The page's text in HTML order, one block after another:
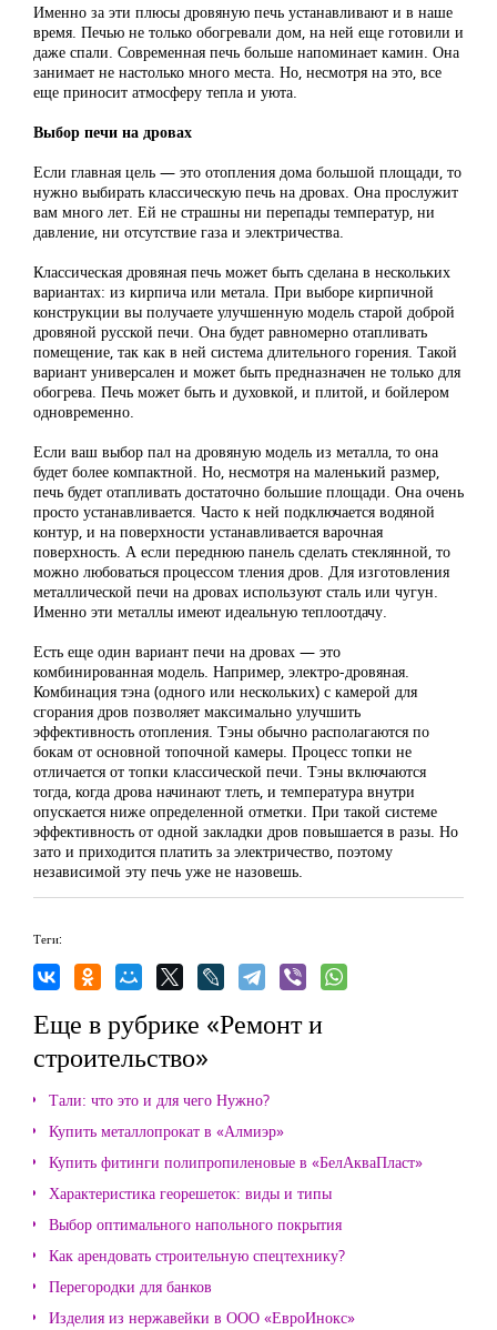
Именно за эти плюсы дровяную печь устанавливают и в наше
время. Печью не только обогревали дом, на ней еще готовили и
даже спали. Современная печь больше напоминает камин. Она
занимает не настолько много места. Но, несмотря на это, все
еще приносит атмосферу тепла и уюта.
Выбор печи на дровах
Если главная цель — это отопления дома большой площади, то
нужно выбирать классическую печь на дровах. Она прослужит
вам много лет. Ей не страшны ни перепады температур, ни
давление, ни отсутствие газа и электричества.
Классическая дровяная печь может быть сделана в нескольких
вариантах: из кирпича или метала. При выборе кирпичной
конструкции вы получаете улучшенную модель старой доброй
дровяной русской печи. Она будет равномерно отапливать
помещение, так как в ней система длительного горения. Такой
вариант универсален и может быть предназначен не только для
обогрева. Печь может быть и духовкой, и плитой, и бойлером
одновременно.
Если ваш выбор пал на дровяную модель из металла, то она
будет более компактной. Но, несмотря на маленький размер,
печь будет отапливать достаточно большие площади. Она очень
просто устанавливается. Часто к ней подключается водяной
контур, и на поверхности устанавливается варочная
поверхность. А если переднюю панель сделать стеклянной, то
можно любоваться процессом тления дров. Для изготовления
металлической печи на дровах используют сталь или чугун.
Именно эти металлы имеют идеальную теплоотдачу.
Есть еще один вариант печи на дровах — это
комбинированная модель. Например, электро-дровяная.
Комбинация тэна (одного или нескольких) с камерой для
сгорания дров позволяет максимально улучшить
эффективность отопления. Тэны обычно располагаются по
бокам от основной топочной камеры. Процесс топки не
отличается от топки классической печи. Тэны включаются
тогда, когда дрова начинают тлеть, и температура внутри
опускается ниже определенной отметки. При такой системе
эффективность от одной закладки дров повышается в разы. Но
зато и приходится платить за электричество, поэтому
независимой эту печь уже не назовешь.
Теги:
Еще в рубрике «Ремонт и
строительство»
Тали: что это и для чего Нужно?
Купить металлопрокат в «Алмиэр»
Купить фитинги полипропиленовые в «БелАкваПласт»
Характеристика георешеток: виды и типы
Выбор оптимального напольного покрытия
Как арендовать строительную спецтехнику?
Перегородки для банков
Изделия из нержавейки в ООО «ЕвроИнокс»